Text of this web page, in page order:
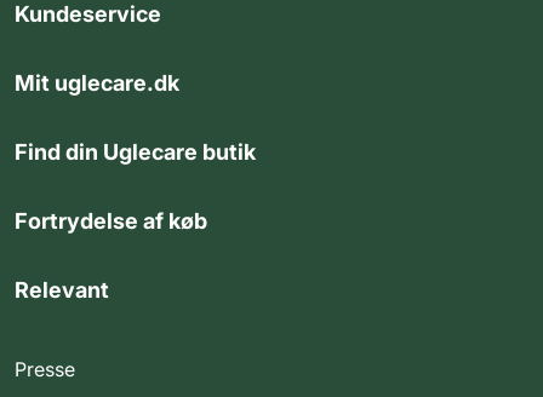
Kundeservice
Mit uglecare.dk
Find din Uglecare butik
Fortrydelse af køb
Relevant
Presse